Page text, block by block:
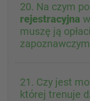
20. Na czym
rejestracyjna
muszę ją
21. Czy jest
której trenuje